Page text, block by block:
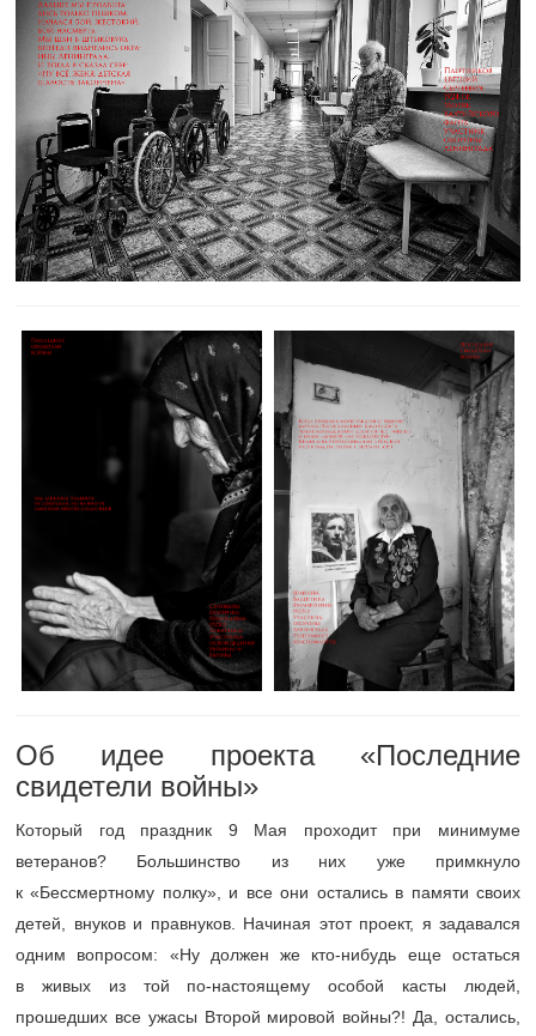
Об идее проекта «Последние
свидетели войны»
Который год праздник 9 Мая проходит при минимуме
ветеранов? Большинство из них уже примкнуло
к «Бессмертному полку», и все они остались в памяти своих
детей, внуков и правнуков. Начиная этот проект, я задавался
одним вопросом: «Ну должен же кто-нибудь еще остаться
в живых из той по-настоящему особой касты людей,
прошедших все ужасы Второй мировой войны?! Да, остались,